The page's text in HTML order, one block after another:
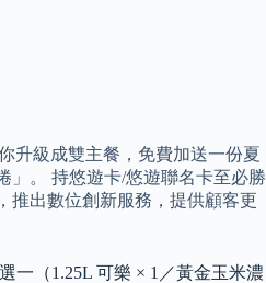
升級成雙主餐，免費加送一份夏
」。 持悠遊卡/悠遊聯名卡至必勝
推出數位創新服務，提供顧客更
一（1.25L 可樂 × 1／黃金玉米濃